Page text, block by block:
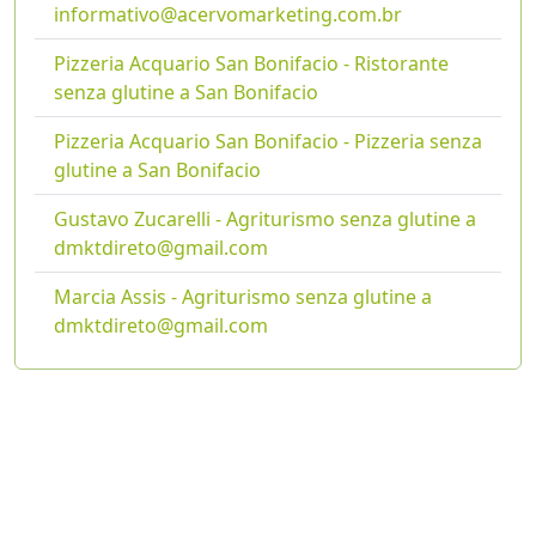
informativo@acervomarketing.com.br
Pizzeria Acquario San Bonifacio - Ristorante
senza glutine a San Bonifacio
Pizzeria Acquario San Bonifacio - Pizzeria senza
glutine a San Bonifacio
Gustavo Zucarelli - Agriturismo senza glutine a
dmktdireto@gmail.com
Marcia Assis - Agriturismo senza glutine a
dmktdireto@gmail.com